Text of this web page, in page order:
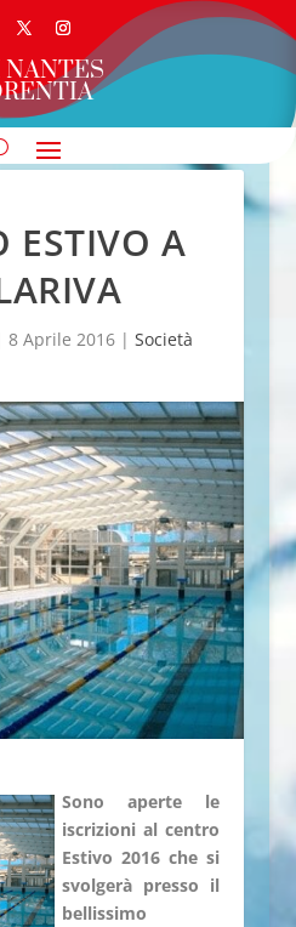
NANTES
ESTIVO A
8 Aprile 2016| Società
Sono aperte le
iscrizioni al centro
Estivo 2016 che si
svolgerà presso il
bellissimo